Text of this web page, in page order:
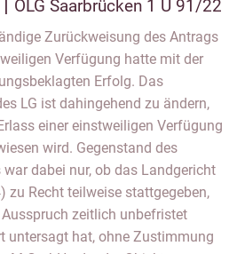
OLG Saarbrücken 1 U 91/22
Zurückweisung des Antrags
Verfügung hatte mit der
Erfolg. Das
LG ist dahingehend zu ändern,
einer einstweiligen Verfügung
wird. Gegenstand des
dabei nur, ob das Landgericht
zu Recht teilweise stattgegeben,
zeitlich unbefristet
untersagt hat, ohne Zustimmung